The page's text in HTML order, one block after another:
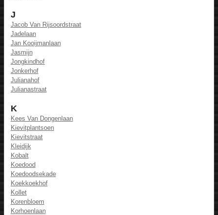
J
Jacob Van Rijsoordstraat
Jadelaan
Jan Kooijmanlaan
Jasmijn
Jongkindhof
Jonkerhof
Julianahof
Julianastraat
K
Kees Van Dongenlaan
Kievitplantsoen
Kievitstraat
Kleidijk
Kobalt
Koedood
Koedoodsekade
Koekkoekhof
Kollet
Korenbloem
Korhoenlaan